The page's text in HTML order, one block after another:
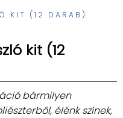
KIT (12 DARAB)
kit (12
bármilyen
élénk színek,